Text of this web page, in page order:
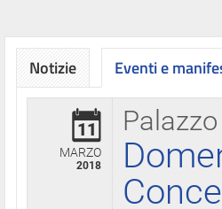
Notizie Eventi e
11
MARZO
2018